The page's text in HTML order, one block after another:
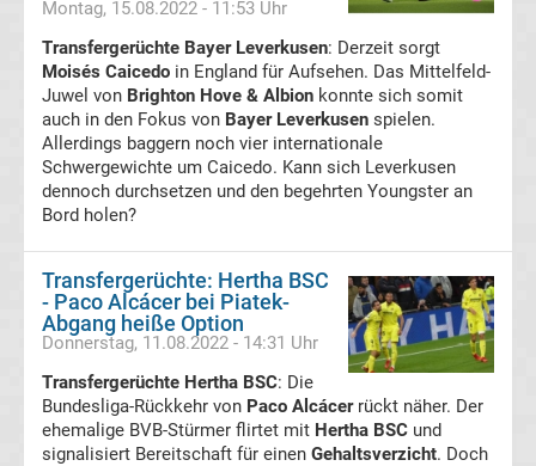
Basketball
Basketball
Bundesliga
NBA
Boston
Celtics
Handball
Handball
Montag, 15.08.2022 - 11:53 Uhr
Transfergerüchte Bayer Leverkusen: Derzeit sorgt
Moisés Caicedo in England für Aufsehen. Das Mittelfeld-
Juwel von Brighton Hove & Albion konnte sich somit
auch in den Fokus von Bayer Leverkusen spielen.
Allerdings baggern noch vier internationale
Schwergewichte um Caicedo. Kann sich Leverkusen
dennoch durchsetzen und den begehrten Youngster an
Bord holen?
Transfergerüchte: Hertha BSC
- Paco Alcácer bei Piatek-
Abgang heiße Option
Donnerstag, 11.08.2022 - 14:31 Uhr
Transfergerüchte Hertha BSC: Die
Bundesliga-Rückkehr von Paco Alcácerrückt näher. Der
ehemalige BVB-Stürmer flirtet mit Hertha BSC und
signalisiert Bereitschaft für einen Gehaltsverzicht. Doch